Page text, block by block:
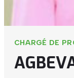
CHARGÉ DE